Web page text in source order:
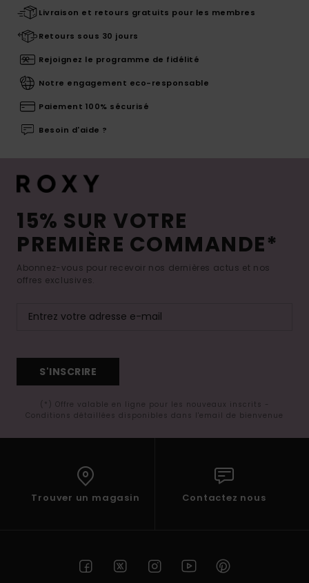
Livraison et retours gratuits pour les membres
Retours sous 30 jours
Rejoignez le programme de fidélité
Notre engagement eco-responsable
Paiement 100% sécurisé
Besoin d'aide ?
15% SUR VOTRE
PREMIÈRE COMMANDE*
Abonnez-vous pour recevoir nos dernières actus et nos
offres exclusives.
S'INSCRIRE
(*) Offre valable en ligne pour les nouveaux inscrits -
Conditions détaillées disponibles dans l'email de bienvenue
Trouver un magasin Contactez nous